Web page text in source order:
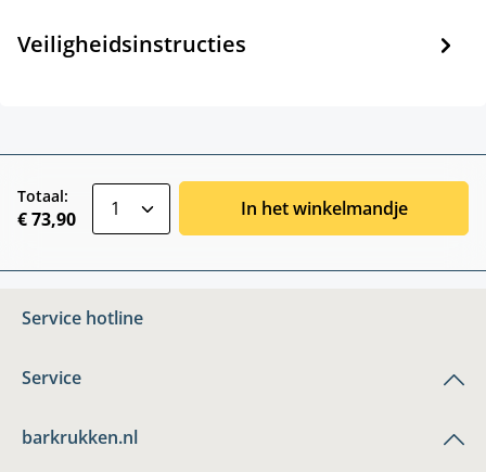
Veiligheidsinstructies
Totaal:
€ 73,90 In het winkelmandje
Service hotline
Service
barkrukken.nl